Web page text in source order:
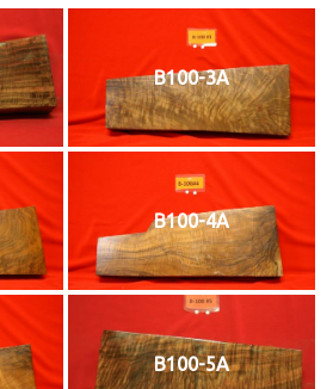
B100-3A
B100-4A
B100-5A